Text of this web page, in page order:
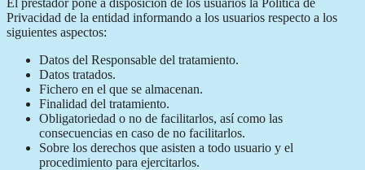
Privacidad de la entidad informando a los usuarios respecto a los
siguientes aspectos:
Datos del Responsable del tratamiento.
Datos tratados.
Fichero en el que se almacenan.
Finalidad del tratamiento.
Obligatoriedad o no de facilitarlos, así como las
consecuencias en caso de no facilitarlos.
Sobre los derechos que asisten a todo usuario y el
procedimiento para ejercitarlos.